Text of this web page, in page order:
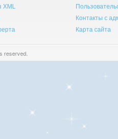
XML
Контакты с
Карта сайта
reserved.